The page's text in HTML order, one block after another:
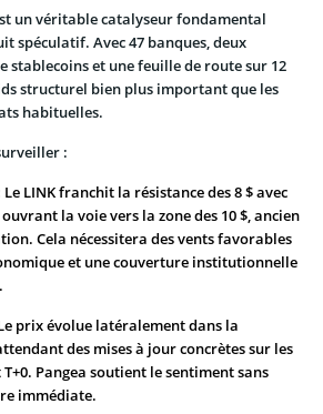
un véritable catalyseur fondamental
spéculatif. Avec 47 banques, deux
stablecoins et une feuille de route sur 12
structurel bien plus important que les
habituelles.
:
Le LINK franchit la résistance des 8 $ avec
la voie vers la zone des 10 $, ancien
Cela nécessitera des vents favorables
et une couverture institutionnelle
prix évolue latéralement dans la
des mises à jour concrètes sur les
Pangea soutient le sentiment sans
immédiate.